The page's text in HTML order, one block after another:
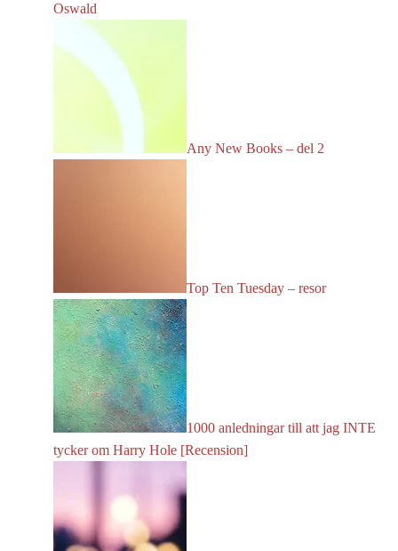
Oswald
Any New Books – del 2
Top Ten Tuesday – resor
1000 anledningar till att jag INTE
tycker om Harry Hole [Recension]